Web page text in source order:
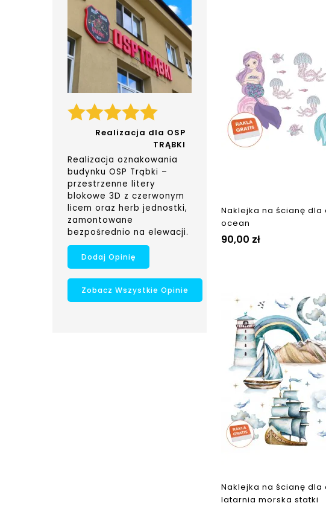
Realizacja dla OSP
TRĄBKI
Realizacja oznakowania
budynku OSP Trąbki –
przestrzenne litery
blokowe 3D z czerwonym
licem oraz herb jednostki,
zamontowane
bezpośrednio na elewacji.
Dodaj Opinię
Zobacz Wszystkie Opinie
Naklejka na ścianę dla
ocean
90,00 zł
Naklejka na ścianę dla
latarnia morska statki